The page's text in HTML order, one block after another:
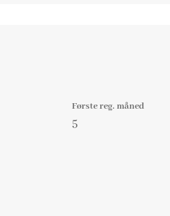
Første reg. måned
5